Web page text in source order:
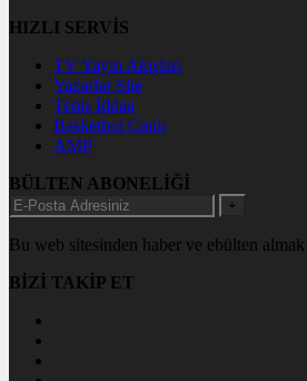
HIZLI SERVİS
TV Yayın Akışları
Yazarlar Site
Tenis İddaa
Basketbol Canlı
AMP
BÜLTEN ABONELİĞİ
+
Bu web sitesinden haber ve ebülten
BİZİ TAKİP ET